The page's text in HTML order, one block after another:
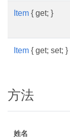
Item { get; }
Item { get; set; }
方法
姓名